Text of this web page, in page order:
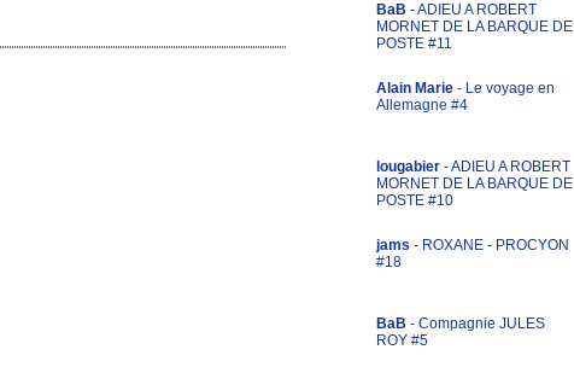
BaB - ADIEU A ROBERT
MORNET DE LA BARQUE DE
POSTE #11
Alain Marie - Le voyage en
Allemagne #4
lougabier - ADIEU A ROBERT
MORNET DE LA BARQUE DE
POSTE #10
jams - ROXANE - PROCYON
#18
BaB - Compagnie JULES
ROY #5